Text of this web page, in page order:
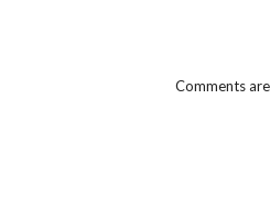
Comments